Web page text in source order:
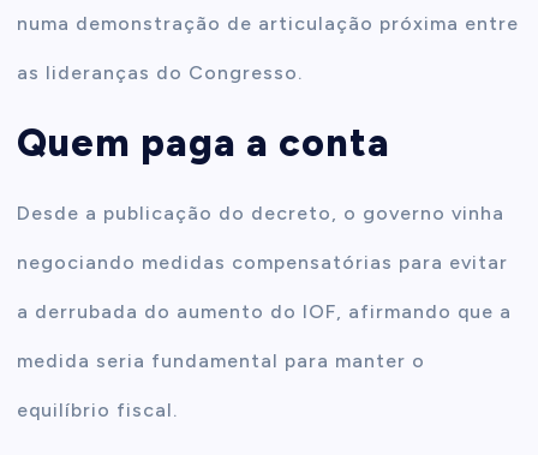
numa demonstração de articulação próxima entre
as lideranças do Congresso.
Quem paga a conta
Desde a publicação do decreto, o governo vinha
negociando medidas compensatórias para evitar
a derrubada do aumento do IOF, afirmando que a
medida seria fundamental para manter o
equilíbrio fiscal.